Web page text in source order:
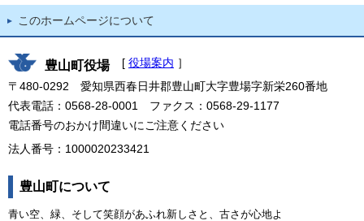
このホームページについて
豊山町役場 [ 役場案内 ］
〒480-0292 愛知県西春日井郡豊山町大字豊場字新栄260番地
代表電話：0568-28-0001 ファクス：0568-29-1177
電話番号のおかけ間違いにご注意ください
法人番号：1000020233421
豊山町について
青い空、緑、そして笑顔があふれ新しさと、古さが心地よ